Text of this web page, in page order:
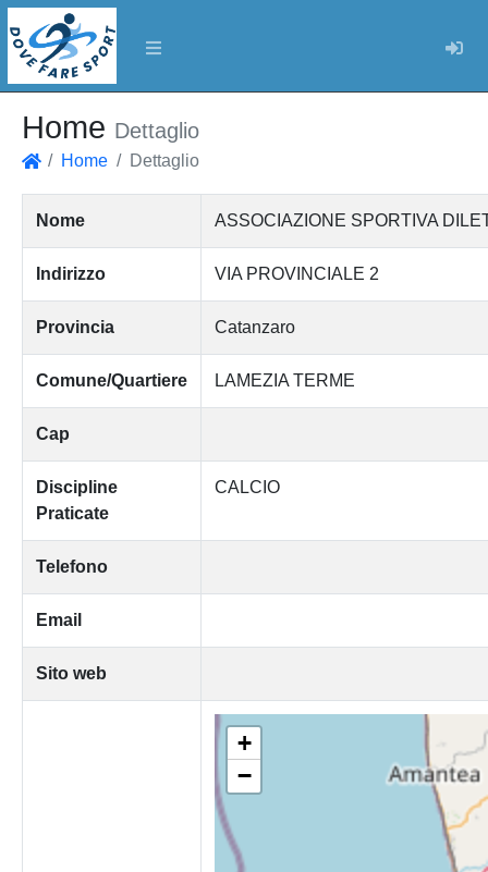
Home Dettaglio
Home Dettaglio
Nome ASSOCIAZIONE SPORTIVA
Indirizzo VIA PROVINCIALE 2
Provincia Catanzaro
Comune/Quartiere LAMEZIA TERME
Cap
Discipline
Praticate
CALCIO
Telefono
Email
Sito web
+
−